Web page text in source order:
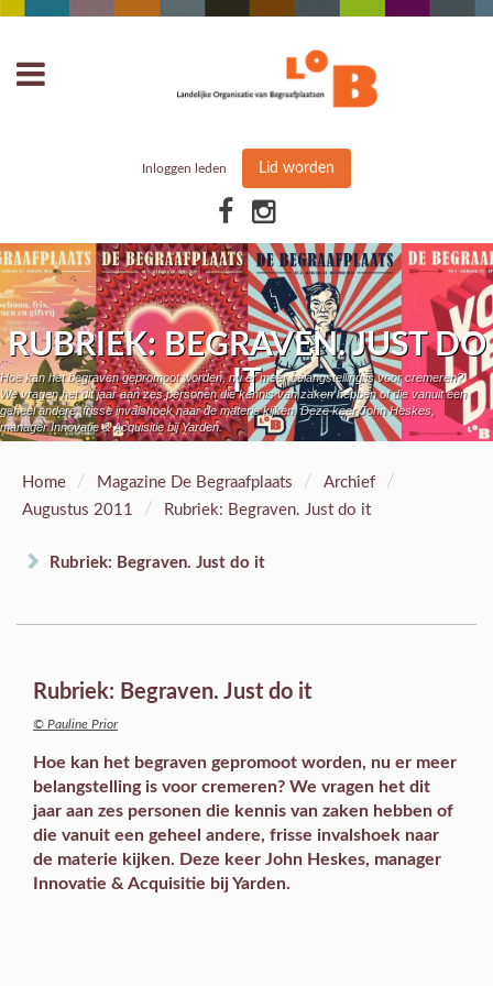
Inloggen leden Lid worden
RUBRIEK: BEGRAVEN. JUST DO
IT
Hoe kan het begraven gepromoot worden, nu er meer belangstelling is voor cremeren?
We vragen het dit jaar aan zes personen die kennis van zaken hebben of die vanuit een
geheel andere, frisse invalshoek naar de materie kijken. Deze keer John Heskes,
manager Innovatie & Acquisitie bij Yarden.
Home / Magazine De Begraafplaats / Archief /
Augustus 2011 / Rubriek: Begraven. Just do it
Rubriek: Begraven. Just do it
Rubriek: Begraven. Just do it
© Pauline Prior
Hoe kan het begraven gepromoot worden, nu er meer
belangstelling is voor cremeren? We vragen het dit
jaar aan zes personen die kennis van zaken hebben of
die vanuit een geheel andere, frisse invalshoek naar
de materie kijken. Deze keer John Heskes, manager
Innovatie & Acquisitie bij Yarden.